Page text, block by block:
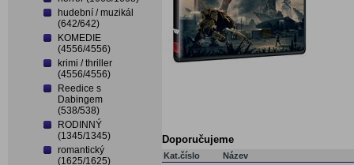
hudební / muzikál
(642/642)
KOMEDIE
(4556/4556)
krimi / thriller
(4556/4556)
Reedice s
Dabingem
(538/538)
RODINNÝ
(1345/1345)
romantický
(1625/1625)
Doporučujeme
Kat.číslo
Název